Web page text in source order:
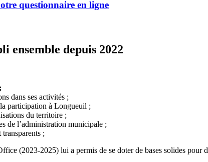
questionnaire en ligne
ensemble depuis 2022
dans ses activités ;
participation à Longueuil ;
du territoire ;
de l’administration municipale ;
transparents ;
(2023-2025) lui a permis de se doter de bases solides pour